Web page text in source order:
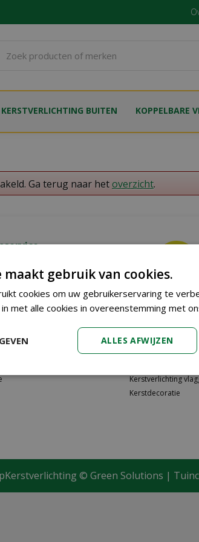
KERSTVERLICHTING BUITEN KOPPELBARE
Ga terug naar hetoverzicht.
Kerstverlichting
Kerstdecoratie
© Green Solutions |
maakt gebruik van cookies.
cookies om uw gebruikerservaring te
met alle cookies in overeenstemming met
ALLES AFWIJZEN